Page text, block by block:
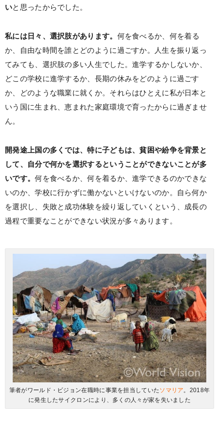
いと思ったからでした。
私には日々、選択肢があります。 何を食べるか、何を着る
か、自由な時間を誰とどのように過ごすか。人生を振り返っ
てみても、選択肢の多い人生でした。進学するかしないか、
どこの学校に進学するか、長期の休みをどのように過ごす
か、どのような職業に就くか。それらはひとえに私が日本と
いう国に生まれ、恵まれた家庭環境で育ったからに過ぎませ
ん。
開発途上国の多くでは、特に子どもは、貧困や紛争を背景と
して、自分で何かを選択するということができないことが多
いです。何を食べるか、何を着るか、進学できるのかできな
いのか、学校に行かずに働かないといけないのか。自ら何か
を選択し、失敗と成功体験を繰り返していくという、成長の
過程で重要なことができない状況が多々あります。
筆者がワールド・ビジョン在職時に事業を担当していたソマリア。2018年
に発生したサイクロンにより、多くの人々が家を失いました